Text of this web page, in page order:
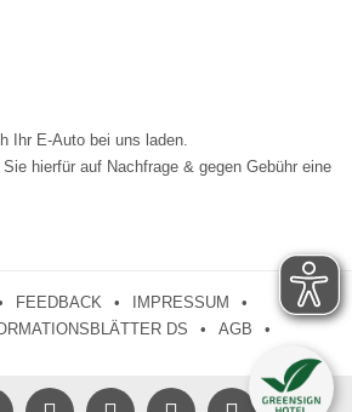
Ihr E-Auto bei uns laden.
hierfür auf Nachfrage & gegen Gebühr eine
FEEDBACK
IMPRESSUM
DS
AGB